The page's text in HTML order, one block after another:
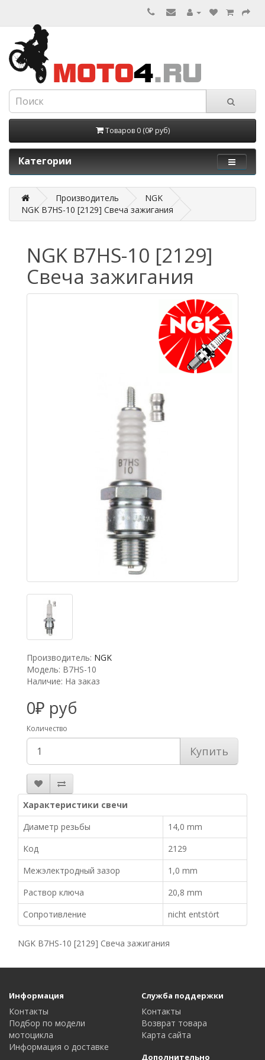
Товаров 0 (0₽ руб)
Категории
Производитель
NGK
NGK B7HS-10 [2129] Свеча зажигания
NGK B7HS-10 [2129]
Свеча зажигания
Производитель: NGK
Модель: B7HS-10
Наличие: На заказ
0₽ руб
Количество
Купить
Характеристики свечи
Диаметр резьбы
14,0 mm
Код
2129
Межэлектродный зазор
1,0 mm
Раствор ключа
20,8 mm
Сопротивление
nicht entstört
NGK B7HS-10 [2129] Свеча зажигания
Информация
Контакты
Подбор по модели
мотоцикла
Информация о доставке
Служба поддержки
Контакты
Возврат товара
Карта сайта
Дополнительно